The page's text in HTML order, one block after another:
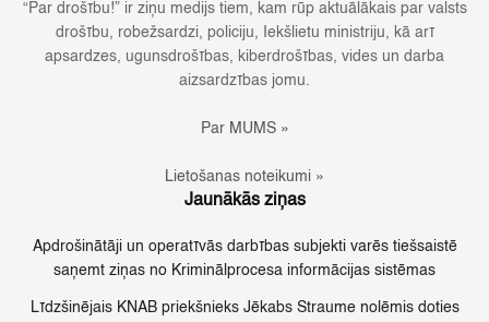
“Par drošību!” ir ziņu medijs tiem, kam rūp aktuālākais par valsts
drošību, robežsardzi, policiju, Iekšlietu ministriju, kā arī
apsardzes, ugunsdrošības, kiberdrošības, vides un darba
aizsardzības jomu.
Par MUMS »
Lietošanas noteikumi »
Jaunākās ziņas
Apdrošinātāji un operatīvās darbības subjekti varēs tiešsaistē
saņemt ziņas no Kriminālprocesa informācijas sistēmas
Līdzšinējais KNAB priekšnieks Jēkabs Straume nolēmis doties